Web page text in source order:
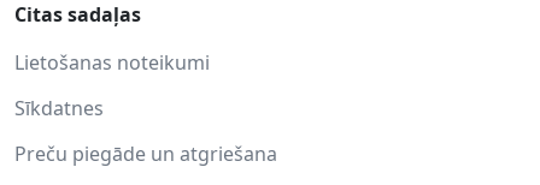
Citas sadaļas
Lietošanas noteikumi
Sīkdatnes
Preču piegāde un atgriešana